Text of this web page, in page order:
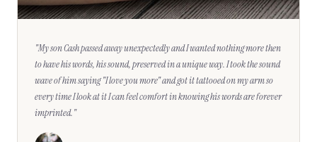
"My son Cash passed away unexpectedly and I wanted nothing more then
to have his words, his sound, preserved in a unique way. I took the sound
wave of him saying "I love you more" and got it tattooed on my arm so
every time I look at it I can feel comfort in knowing his words are forever
imprinted."